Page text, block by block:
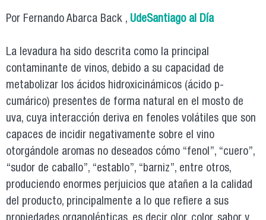
Por Fernando Abarca Back , UdeSantiago al Día
La levadura ha sido descrita como la principal
contaminante de vinos, debido a su capacidad de
metabolizar los ácidos hidroxicinámicos (ácido p-
cumárico) presentes de forma natural en el mosto de
uva, cuya interacción deriva en fenoles volátiles que son
capaces de incidir negativamente sobre el vino
otorgándole aromas no deseados cómo “fenol”, “cuero”,
“sudor de caballo”, “establo”, “barniz”, entre otros,
produciendo enormes perjuicios que atañen a la calidad
del producto, principalmente a lo que refiere a sus